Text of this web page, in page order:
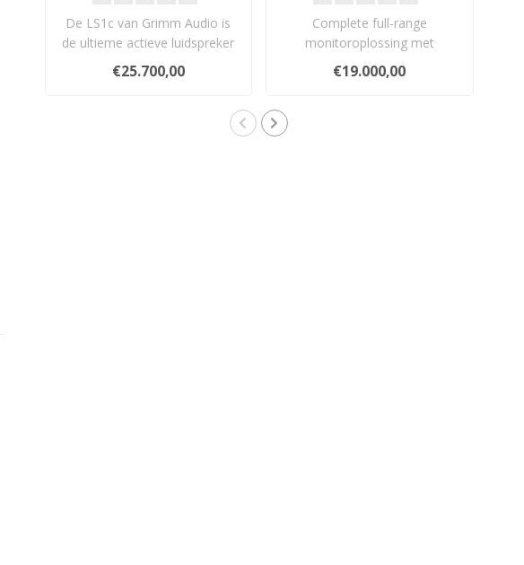
De LS1c van Grimm Audio is
de ultieme actieve luidspreker
met TPCD Carbon Compos..
€25.700,00
Complete full-range
monitoroplossing met
geïntegreerde DSP, DAC,
versterking en..
€19.000,00